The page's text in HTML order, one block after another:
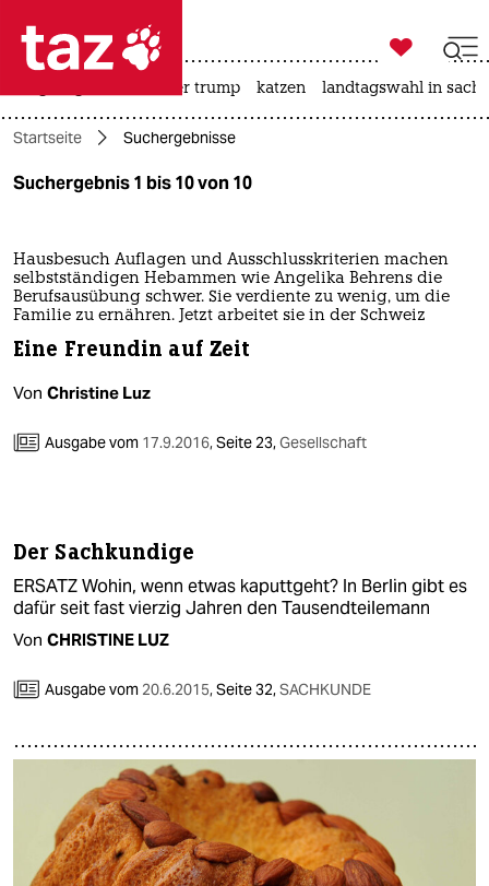
 taz zahl ich
taz zahl ich
themen
politik
öko
gesellschaft
kultur
sport
nord
wahrheit
verlag
verlag
fragen & hilfe
unterstützen

taz zahl ich
usa unter trump katzen landtagswahl in
Startseite Suchergebnisse
Suchergebnis 1 bis 10 von 10
Hausbesuch Auflagen und Ausschlusskriterien machen
selbstständigen Hebammen wie Angelika Behrens die
Berufsausübung schwer. Sie verdiente zu wenig, um die
Familie zu ernähren. Jetzt arbeitet sie in der Schweiz
Eine Freundin auf Zeit
Von Christine Luz
Ausgabe vom 17.9.2016,Seite 23,Gesellschaft
Der Sachkundige
ERSATZ Wohin, wenn etwas kaputtgeht? In Berlin gibt es
dafür seit fast vierzig Jahren den Tausendteilemann
Von CHRISTINE LUZ
Ausgabe vom 20.6.2015,Seite 32,SACHKUNDE